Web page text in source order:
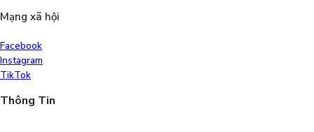
Mạng xã hội
Facebook
Instagram
TikTok
Thông Tin